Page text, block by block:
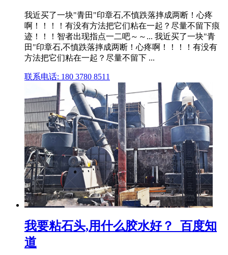
我近买了一块"青田"印章石,不慎跌落摔成两断！心疼
啊！！！！有没有方法把它们粘在一起？尽量不留下痕
迹！！！智者出现指点一二吧～～... 我近买了一块"青
田"印章石,不慎跌落摔成两断！心疼啊！！！！有没有
方法把它们粘在一起？尽量不留下 ...
联系电话: 180 3780 8511
我要粘石头,用什么胶水好？_百度知
道